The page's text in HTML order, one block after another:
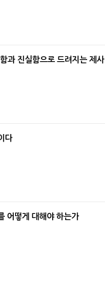
과 진실함으로 드려지는 제사
다
어떻게 대해야 하는가